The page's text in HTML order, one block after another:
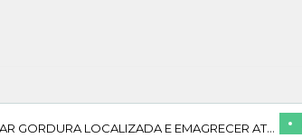
METODO 100% NATURAL PARA ELIMINAR GORDURA LOCALIZADA E EMAGRECER ATÉ 10KG!